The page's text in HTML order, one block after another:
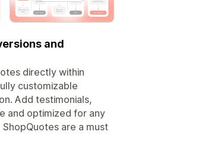
and
directly within
customizable
Add testimonials,
and optimized for any
are a must